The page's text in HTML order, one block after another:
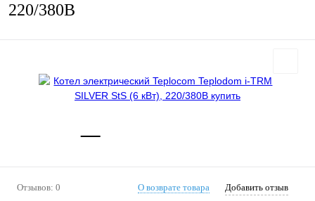
220/380В
Отзывов: 0 О возврате товара Добавить отзыв